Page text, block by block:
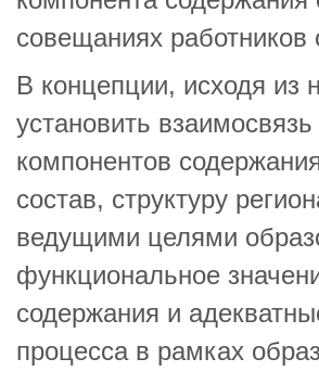
совещаниях
В концепции, исходя из
установить
компонентов
состав, структуру
ведущими целями
функциональное
содержания и
процесса в рамках